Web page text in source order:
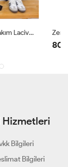
Pudra
Bilgileri
Bilgileri